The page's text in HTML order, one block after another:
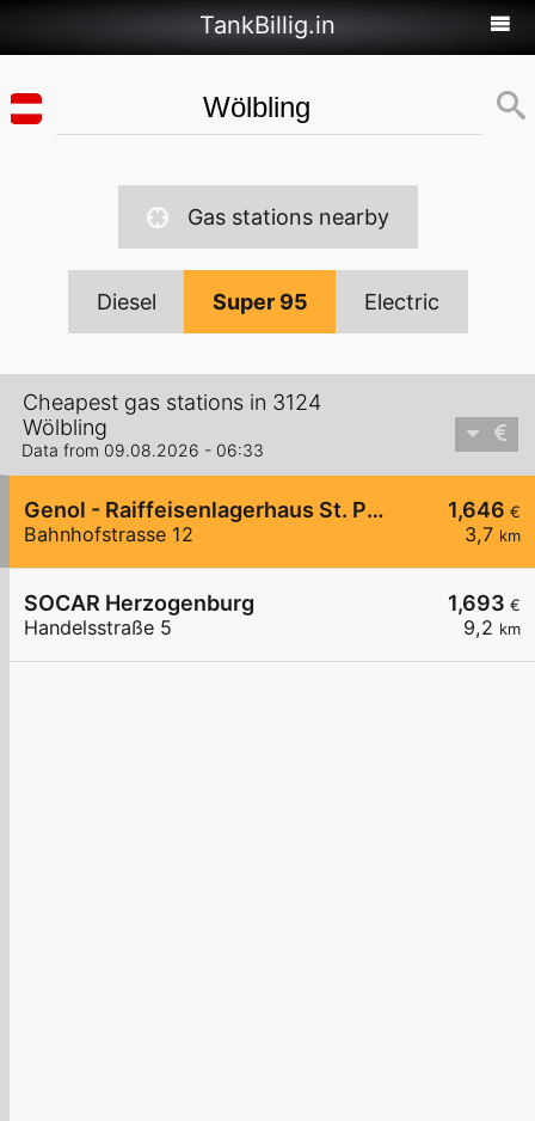
TankBillig.in
Gas stations nearby
Diesel Super 95 Electric
Cheapest gas stations in 3124
Wölbling
Data from 09.08.2026 - 06:33
1,646 €
3,7 km
Genol - Raiffeisenlagerhaus St. Pölten
Bahnhofstrasse 12
1,693 €
9,2 km
SOCAR Herzogenburg
Handelsstraße 5